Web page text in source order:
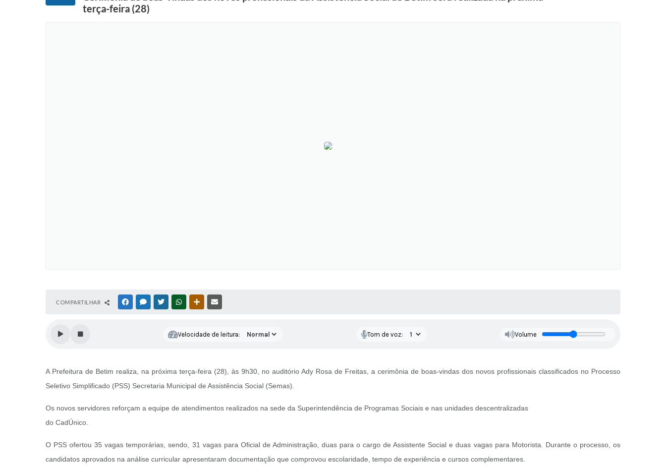
terça-feira (28)
COMPARTILHAR FACEBOOKMESSENGER
TWITTERWHATSAPPOUTRAS MÍDIAS
Velocidade de leitura: Tom de voz: Volume
A Prefeitura de Betim realiza, na próxima terça-feira (28), às 9h30, no auditório Ady Rosa de Freitas, a cerimônia de boas-vindas dos novos profissionais classificados no Processo
Seletivo Simplificado (PSS) Secretaria Municipal de Assistência Social (Semas).
Os novos servidores reforçam a equipe de atendimentos realizados na sede da Superintendência de Programas Sociais e nas unidades descentralizadas
do CadÚnico.
O PSS ofertou 35 vagas temporárias, sendo, 31 vagas para Oficial de Administração, duas para o cargo de Assistente Social e duas vagas para Motorista. Durante o processo, os
candidatos aprovados na análise curricular apresentaram documentação que comprovou escolaridade, tempo de experiência e cursos complementares.